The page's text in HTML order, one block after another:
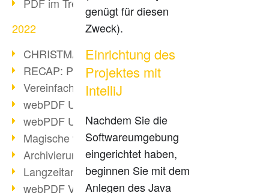
2022
CHRISTMAS 2022 loading
RECAP: PDF Days Europe 2022
Vereinfachung Personalprozesse
webPDF Update 8.0.0.2727
webPDF Update 9.0.0.2732
Magische webPDF Version 9
Archivierung: Aufbewahrungsfristen
Langzeitarchivierung mit PDF/A
webPDF Video - Behind the Scenes
genügt für diesen
Zweck).
Einrichtung des
Projektes mit
IntelliJ
Nachdem Sie die
Softwareumgebung
eingerichtet haben,
beginnen Sie mit dem
Anlegen des Java